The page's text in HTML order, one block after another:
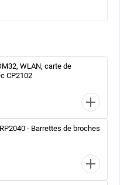
WLAN, carte de
CP2102
- Barrettes de broches